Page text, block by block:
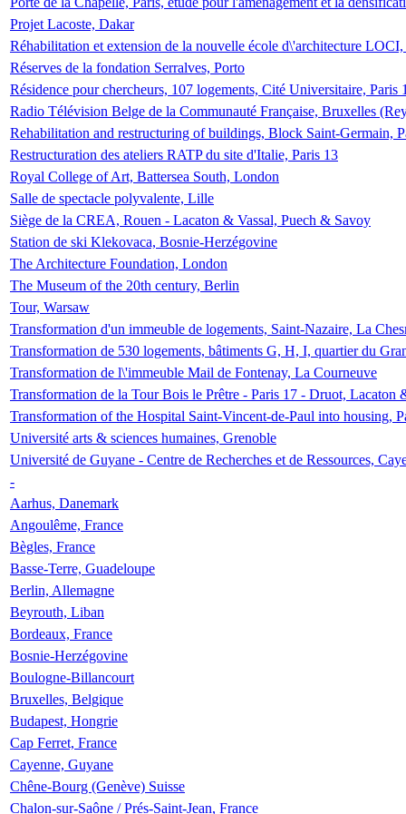
Projet Lacoste, Dakar
Réhabilitation et extension de la nouvelle école d\'architecture
Réserves de la fondation Serralves, Porto
Résidence pour chercheurs, 107 logements, Cité Universitaire, Paris
Radio Télévision Belge de la Communauté Française, Bruxelles
Rehabilitation and restructuring of buildings, Block Saint-Germain,
Restructuration des ateliers RATP du site d'Italie, Paris 13
Royal College of Art, Battersea South, London
Salle de spectacle polyvalente, Lille
Siège de la CREA, Rouen - Lacaton & Vassal, Puech & Savoy
Station de ski Klekovaca, Bosnie-Herzégovine
The Architecture Foundation, London
The Museum of the 20th century, Berlin
Tour, Warsaw
Transformation d'un immeuble de logements, Saint-Nazaire, La
Transformation de 530 logements, bâtiments G, H, I, quartier du
Transformation de l\'immeuble Mail de Fontenay, La Courneuve
Transformation de la Tour Bois le Prêtre - Paris 17 - Druot, Lacaton
Transformation of the Hospital Saint-Vincent-de-Paul into housing,
Université arts & sciences humaines, Grenoble
Université de Guyane - Centre de Recherches et de Ressources,
-
Aarhus, Danemark
Angoulême, France
Bègles, France
Basse-Terre, Guadeloupe
Berlin, Allemagne
Beyrouth, Liban
Bordeaux, France
Bosnie-Herzégovine
Boulogne-Billancourt
Bruxelles, Belgique
Budapest, Hongrie
Cap Ferret, France
Cayenne, Guyane
Chêne-Bourg (Genève) Suisse
Chalon-sur-Saône / Prés-Saint-Jean, France